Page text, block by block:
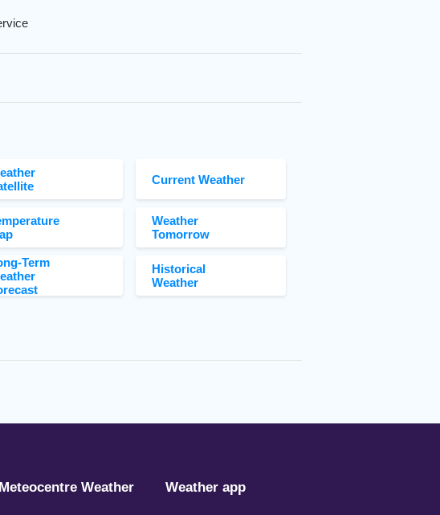
Term
Current Weather
Weather
Tomorrow
Historical
Weather
Weather Weather app